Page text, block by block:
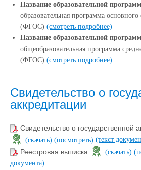
Название образовательной
образовательная программа
(ФГОС) (смотреть подробнее)
Название образовательной
общеобразовательная программа
(ФГОС) (смотреть подробнее)
Свидетельство о
аккредитации
Свидетельство о государственной
(скачать) (посмотреть) (текст
Реестровая выписка (скачать)
документа)